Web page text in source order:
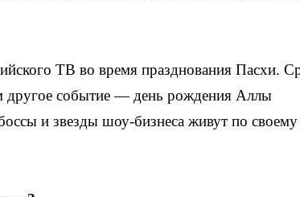
ТВ во время празднования Пасхи.
другое событие — день рождения Аллы
и звезды шоу-бизнеса живут по своему